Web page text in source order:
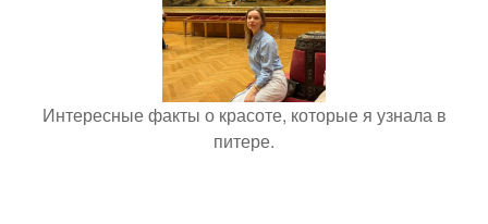
Интересные факты о красоте, которые я узнала в
питере.